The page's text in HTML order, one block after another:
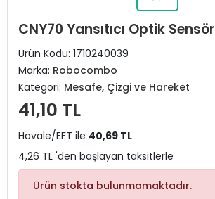
CNY70 Yansıtıcı Optik Sensör
Ürün Kodu: 1710240039
Marka: Robocombo
Kategori: Mesafe, Çizgi ve Hareket
41,10 TL
Havale/EFT ile 40,69 TL
4,26 TL 'den başlayan taksitlerle
Ürün stokta bulunmamaktadır.